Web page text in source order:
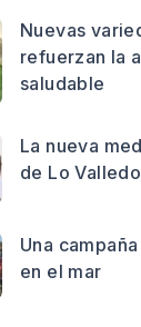
Nuevas
refuerzan la
saludable
La nueva
de Lo
Una
en el mar